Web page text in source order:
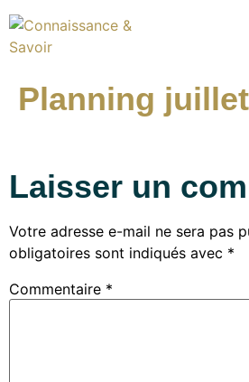
Planning
Laisser un
Votre adresse e-mail ne sera pas
obligatoires sont indiqués avec *
Commentaire *